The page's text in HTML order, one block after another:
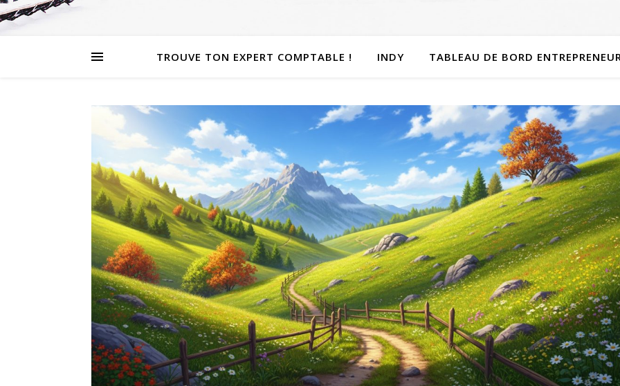
TROUVE TON EXPERT COMPTABLE ! INDY TABLEAU DE BORD